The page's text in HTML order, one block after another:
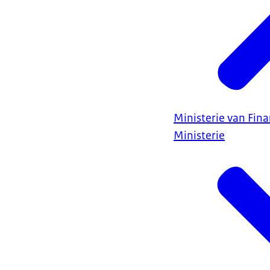
Ministerie van
Ministerie